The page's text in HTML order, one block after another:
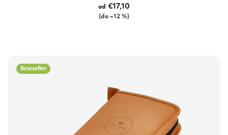
od €17,10
(do –12 %)
Bestseller